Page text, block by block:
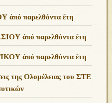
ἀπό παρελθόντα ἔτη
ἀπό παρελθόντα ἔτη
ἀπό παρελθόντα ἔτη
της Ολομέλειας του ΣΤΕ